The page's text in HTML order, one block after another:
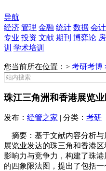
导航
经济 管理 金融 统计 数据 会计
专业 投资 文献 期刊 博弈论
训 学术培训
您当前所在位置：> 考研考博
珠江三角洲和香港展览
发布： 经管之家 | 分类： 考研
摘要：基于文献内容分析与
展览业发达的珠三角和香港
影响力与竞争力，构建了珠
的四象限法图，提出了包括一